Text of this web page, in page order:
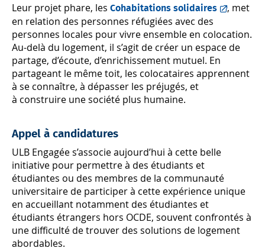
Leur projet phare, les Cohabitations solidaires
, met
en relation des personnes réfugiées avec des
personnes locales pour vivre ensemble en colocation.
Au-delà du logement, il s’agit de créer un espace de
partage, d’écoute, d’enrichissement mutuel. En
partageant le même toit, les colocataires apprennent
à se connaître, à dépasser les préjugés, et
à construire une société plus humaine.
Appel à candidatures
ULB Engagée s’associe aujourd’hui à cette belle
initiative pour permettre à des étudiants et
étudiantes ou des membres de la communauté
universitaire de participer à cette expérience unique
en accueillant notamment des étudiantes et
étudiants étrangers hors OCDE, souvent confrontés à
une difficulté de trouver des solutions de logement
abordables.